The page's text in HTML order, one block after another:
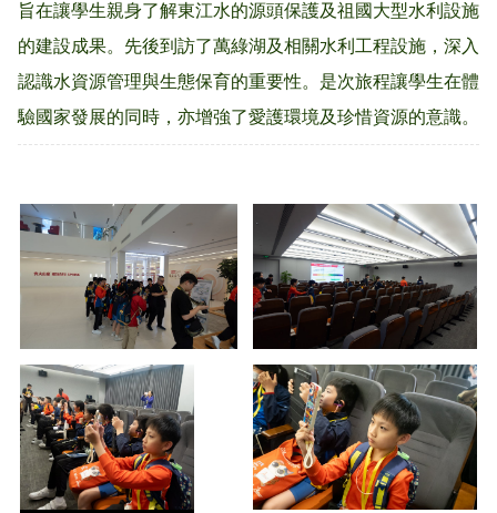
旨在讓學生親身了解東江水的源頭保護及祖國大型水利設施
的建設成果。先後到訪了萬綠湖及相關水利工程設施，深入
認識水資源管理與生態保育的重要性。是次旅程讓學生在體
驗國家發展的同時，亦增強了愛護環境及珍惜資源的意識。